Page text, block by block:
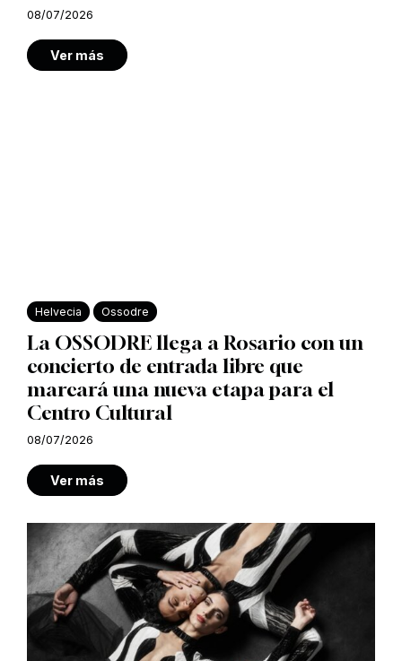
08/07/2026
Ver más
Helvecia Ossodre
La OSSODRE llega a Rosario con un
concierto de entrada libre que
marcará una nueva etapa para el
Centro Cultural
08/07/2026
Ver más